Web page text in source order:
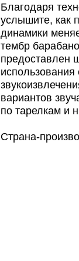
Благодаря
услышите, как
динамики
тембр
предоставлен
вариантов
по тарелкам и
Страна-